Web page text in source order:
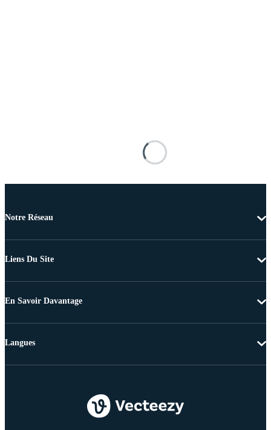
Notre Réseau
Liens Du Site
En Savoir Davantage
Langues